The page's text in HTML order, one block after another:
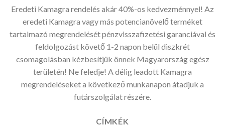
Eredeti Kamagra rendelés akár 40%-os kedvezménnyel! Az
eredeti Kamagra vagy más potencianövelő terméket
tartalmazó megrendelését pénzvisszafizetési garanciával és
feldolgozást követő 1-2 napon belül diszkrét
csomagolásban kézbesítjük önnek Magyarország egész
területén! Ne feledje! A délig leadott Kamagra
megrendeléseket a következő munkanapon átadjuk a
futárszolgálat részére.
CÍMKÉK